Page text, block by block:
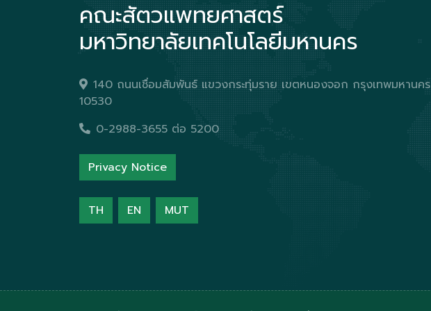
คณะสัตวแพทยศาสตร์
มหาวิทยาลัยเทคโนโลยีมหานคร
140 ถนนเชื่อมสัมพันธ์ แขวงกระทุ่มราย เขตหนองจอก กรุงเทพมหานคร
10530
0-2988-3655 ต่อ 5200
Privacy Notice
TH EN MUT